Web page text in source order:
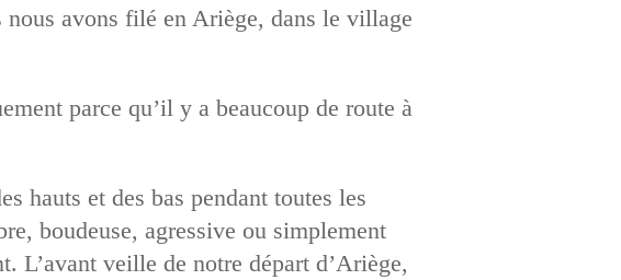
nous avons filé en Ariège, dans le village
parce qu’il y a beaucoup de route à
hauts et des bas pendant toutes les
boudeuse, agressive ou simplement
L’avant veille de notre départ d’Ariège,